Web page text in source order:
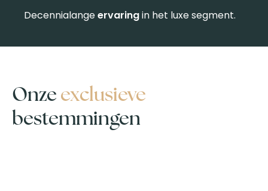
Decennialangeervaringin het luxe segment.
Onzeexclusieve
bestemmingen